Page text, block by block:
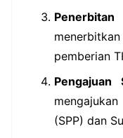
pemberian
Pengajuan
(SPP) dan